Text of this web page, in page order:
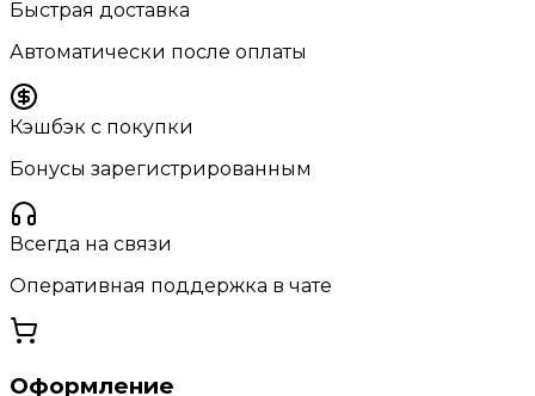
Быстрая доставка
Автоматически после оплаты
Кэшбэк с покупки
Бонусы зарегистрированным
Всегда на связи
Оперативная поддержка в чате
Оформление